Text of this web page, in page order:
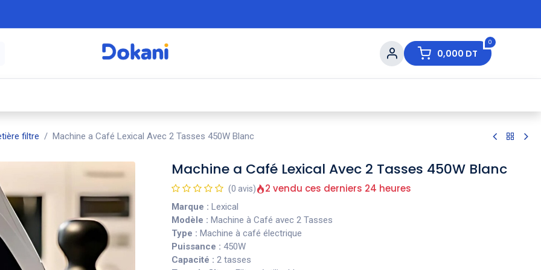
0
0,000 DT
filtre Machine a Café Lexical Avec 2 Tasses 450W Blanc
Machine a Café Lexical Avec 2 Tasses 450W Blanc
(0 avis) 2 vendu ces derniers 24 heures
Marque : Lexical
Modèle : Machine à Café avec 2 Tasses
Type : Machine à café électrique
Puissance : 450W
Capacité : 2 tasses